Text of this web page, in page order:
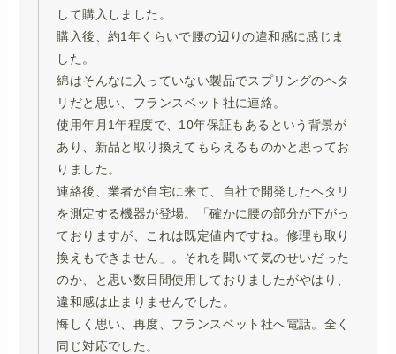
して購入しました。
購入後、約1年くらいで腰の辺りの違和感に感じま
した。
綿はそんなに入っていない製品でスプリングのヘタ
リだと思い、フランスベット社に連絡。
使用年月1年程度で、10年保証もあるという背景が
あり、新品と取り換えてもらえるものかと思ってお
りました。
連絡後、業者が自宅に来て、自社で開発したヘタリ
を測定する機器が登場。「確かに腰の部分が下がっ
ておりますが、これは既定値内ですね。修理も取り
換えもできません」。それを聞いて気のせいだった
のか、と思い数日間使用しておりましたがやはり、
違和感は止まりませんでした。
悔しく思い、再度、フランスベット社へ電話。全く
同じ対応でした。